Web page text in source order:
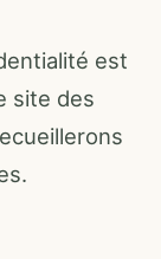
est
site des